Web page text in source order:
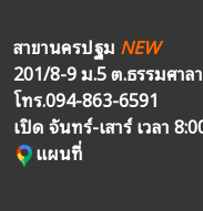
สาขานครปฐม NEW
201/8-9 ม.5 ต.ธรรมศา
โทร.094-863-6591
เปิด จันทร์-เสาร์ เวลา
แผนที่